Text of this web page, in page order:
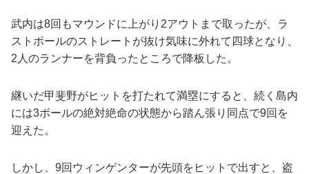
武内は8回もマウンドに上がり2アウトまで取ったが、ラ
ストボールのストレートが抜け気味に外れて四球となり、
2人のランナーを背負ったところで降板した。
継いだ甲斐野がヒットを打たれて満塁にすると、続く島内
には3ボールの絶対絶命の状態から踏ん張り同点で9回を
迎えた。
しかし、9回ウィンゲンターが先頭をヒットで出すと、盗